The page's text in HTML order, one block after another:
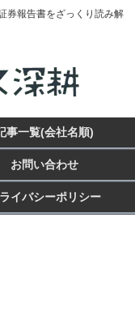
券報告書をざっくり読み解
事一覧(会社名順)
お問い合わせ
イバシーポリシー